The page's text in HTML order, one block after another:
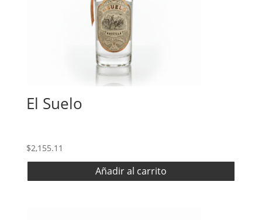
El Suelo
$2,155.11
Añadir al carrito